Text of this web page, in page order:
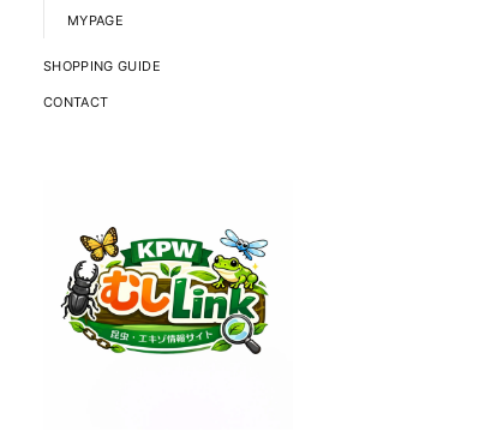
MYPAGE
SHOPPING GUIDE
CONTACT